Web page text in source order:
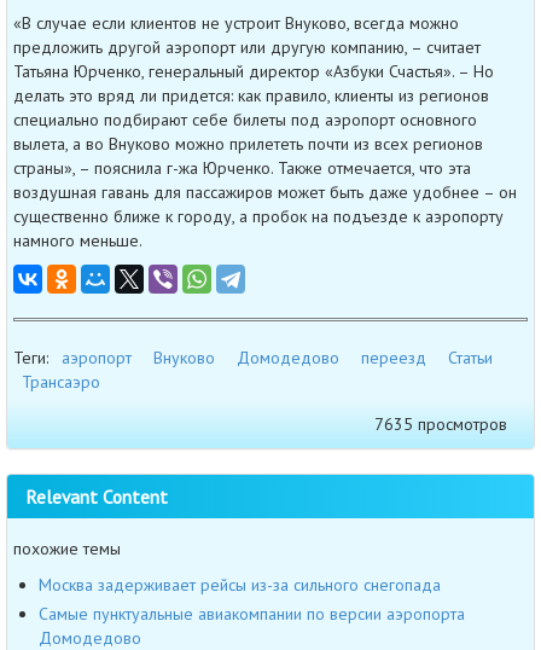
«В случае если клиентов не устроит Внуково, всегда можно
предложить другой аэропорт или другую компанию, – считает
Татьяна Юрченко, генеральный директор «Азбуки Счастья». – Но
делать это вряд ли придется: как правило, клиенты из регионов
специально подбирают себе билеты под аэропорт основного
вылета, а во Внуково можно прилететь почти из всех регионов
страны», – пояснила г-жа Юрченко. Также отмечается, что эта
воздушная гавань для пассажиров может быть даже удобнее – он
существенно ближе к городу, а пробок на подъезде к аэропорту
намного меньше.
Теги: аэропорт Внуково Домодедово переезд
Статьи
Трансаэро
7635 просмотров
Relevant Content
похожие темы
Москва задерживает рейсы из-за сильного снегопада
Самые пунктуальные авиакомпании по версии аэропорта
Домодедово